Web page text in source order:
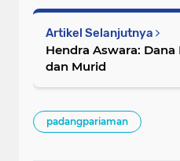
Artikel Selanjutnya
Hendra Aswara:
dan Murid
padangpariaman